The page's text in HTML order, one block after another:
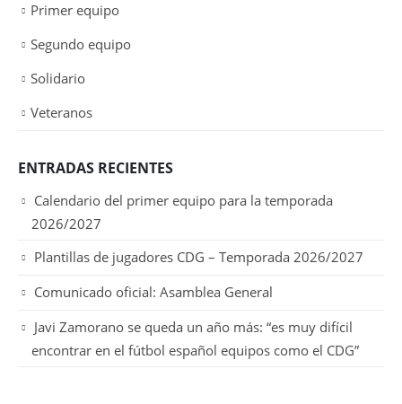
Primer equipo
Segundo equipo
Solidario
Veteranos
ENTRADAS RECIENTES
Calendario del primer equipo para la temporada
2026/2027
Plantillas de jugadores CDG – Temporada 2026/2027
Comunicado oficial: Asamblea General
Javi Zamorano se queda un año más: “es muy difícil
encontrar en el fútbol español equipos como el CDG”